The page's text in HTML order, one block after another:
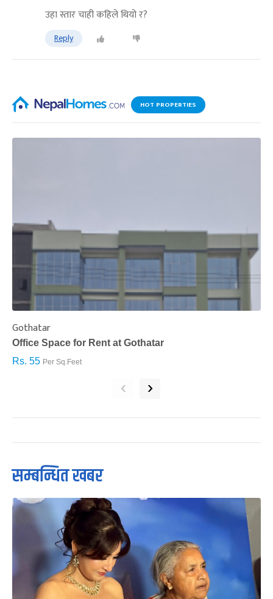
उहा स्तार चाही कहिले थियो र?
Reply
HOT PROPERTIES
Gothatar
Office Space for Rent at Gothatar
Rs. 55 Per Sq.Feet
‹ ›
सम्बन्धित खबर